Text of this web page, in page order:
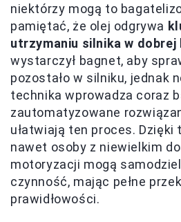
niektórzy mogą to
pamiętać, że olej odgrywa
utrzymaniu silnika w dobrej
wystarczył bagnet, aby
pozostało w silniku, jednak
technika wprowadza coraz
zautomatyzowane
ułatwiają ten proces. Dzięki
nawet osoby z niewielkim
motoryzacji mogą
czynność, mając pełne
prawidłowości.